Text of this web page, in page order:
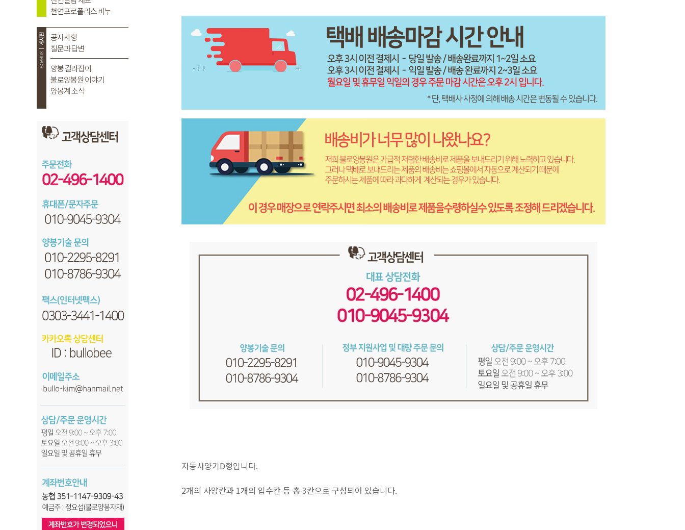
자동사양기D형입니다.
2개의 사양칸과 1개의 입수칸 등 총 3칸으로 구성되어 있습니다.